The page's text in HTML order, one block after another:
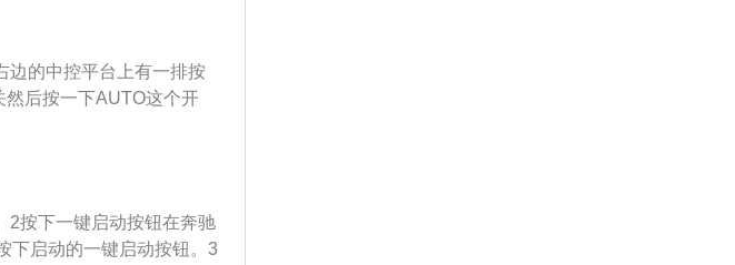
边的中控平台上有一排按
后按一下AUTO这个开
空调开关以后，然后再
后再调整一下空调的制
2按下一键启动按钮在奔驰
下启动的一键启动按钮。3